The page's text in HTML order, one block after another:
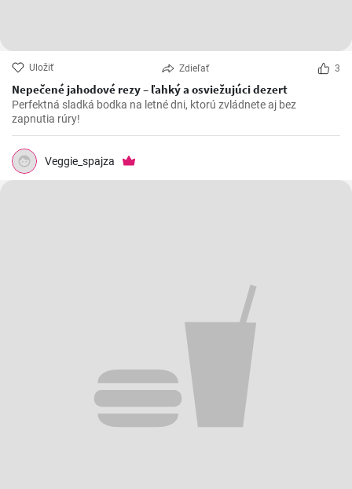
Uložiť Zdieľať 3
Nepečené jahodové rezy – ľahký a osviežujúci dezert
Perfektná sladká bodka na letné dni, ktorú zvládnete aj bez
zapnutia rúry!
Veggie_spajza